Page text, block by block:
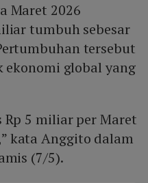
Maret 2026
tumbuh sebesar
tersebut
global yang
Rp 5 miliar per Maret
kata Anggito dalam
(7/5).